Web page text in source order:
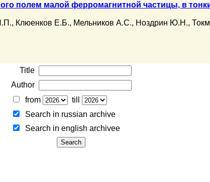
полем малой ферромагнитной частицы, в
, Клюенков Е.Б., Мельников А.С., Ноздрин Ю.Н.,
Title
Author
from
till
Search in russian archive
Search in english archiveе